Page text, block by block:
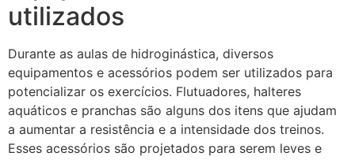
utilizados
Durante as aulas de hidroginástica, diversos
equipamentos e acessórios podem ser utilizados para
potencializar os exercícios. Flutuadores, halteres
aquáticos e pranchas são alguns dos itens que ajudam
a aumentar a resistência e a intensidade dos treinos.
Esses acessórios são projetados para serem leves e